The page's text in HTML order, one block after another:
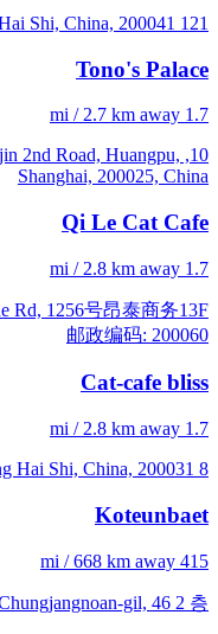
121 Chang Le Lu, Huang Pu Qu, Shang Hai Shi, China, 200041
Tono's Palace
1.7 mi / 2.7 km away
2nd Road, Huangpu,
Shanghai, 200025, China
Qi Le Cat Cafe
1.7 mi / 2.8 km away
Rd, 1256号昂泰商务13F
邮政编码: 200060
Cat-cafe bliss
1.7 mi / 2.8 km away
8 Tai Yuan Lu, Xu Hui Qu, Shang Hai Shi, China, 200031
Koteunbaet
415 mi / 668 km away
gil, 46 2 층